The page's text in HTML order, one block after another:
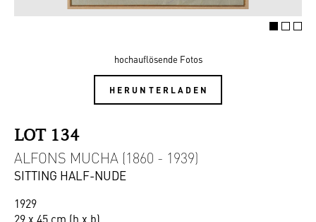
hochauflösende Fotos
HERUNTERLADEN
LOT 134
ALFONS MUCHA (1860 - 1939)
SITTING HALF-NUDE
1929
29 x 45 cm (h x b)